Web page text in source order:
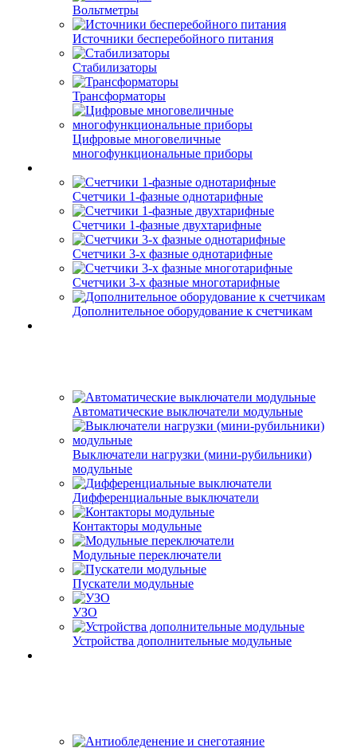
Вольтметры
Источники бесперебойного питания
Стабилизаторы
Трансформаторы
Цифровые многовеличные
многофункциональные приборы
Счетчики 1-фазные однотарифные
Счетчики 1-фазные двухтарифные
Счетчики 3-х фазные однотарифные
Счетчики 3-х фазные многотарифные
Дополнительное оборудование к счетчикам
Автоматические выключатели модульные
Выключатели нагрузки (мини-рубильники)
модульные
Дифференциальные выключатели
Контакторы модульные
Модульные переключатели
Пускатели модульные
УЗО
Устройства дополнительные модульные